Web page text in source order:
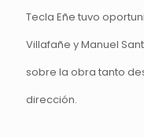
Tecla Eñe tuvo
Villafañe y Manuel
sobre la obra tanto
dirección.